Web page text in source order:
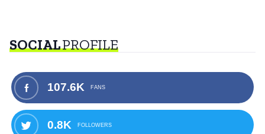
SOCIALPROFILE
107.6K FANS
0.8K FOLLOWERS